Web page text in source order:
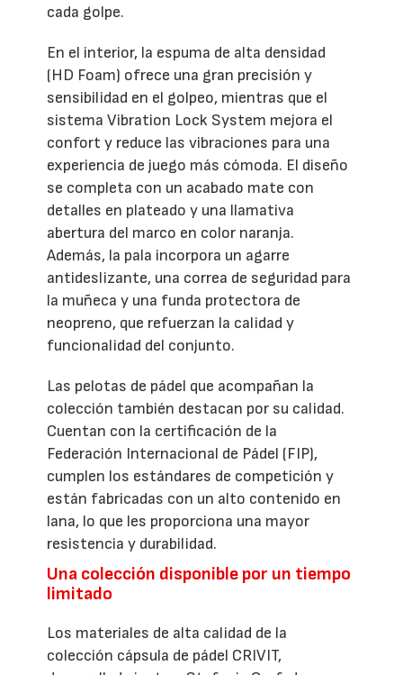
cada golpe.
En el interior, la espuma de alta densidad
(HD Foam) ofrece una gran precisión y
sensibilidad en el golpeo, mientras que el
sistema Vibration Lock System mejora el
confort y reduce las vibraciones para una
experiencia de juego más cómoda. El diseño
se completa con un acabado mate con
detalles en plateado y una llamativa
abertura del marco en color naranja.
Además, la pala incorpora un agarre
antideslizante, una correa de seguridad para
la muñeca y una funda protectora de
neopreno, que refuerzan la calidad y
funcionalidad del conjunto.
Las pelotas de pádel que acompañan la
colección también destacan por su calidad.
Cuentan con la certificación de la
Federación Internacional de Pádel (FIP),
cumplen los estándares de competición y
están fabricadas con un alto contenido en
lana, lo que les proporciona una mayor
resistencia y durabilidad.
Una colección disponible por un tiempo
limitado
Los materiales de alta calidad de la
colección cápsula de pádel CRIVIT,